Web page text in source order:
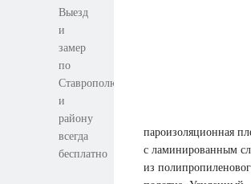
Выезд
и
замер
по
Ставрополю
и
району
всегда
бесплатно
пароизоляционная
с ламинированным
из